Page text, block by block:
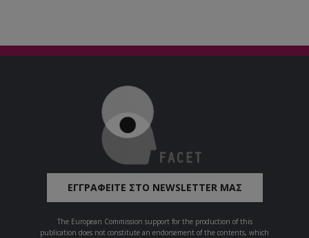
ΕΓΓΡΑΦΕΊΤΕ ΣΤΟ NEWSLETTER ΜΑΣ
The European Commission support for the production of this
publication does not constitute an endorsement of the contents, which